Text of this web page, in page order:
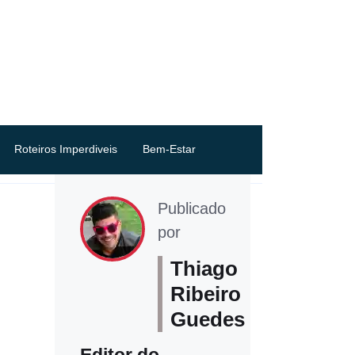
Roteiros Imperdiveis Bem-Estar
Publicado
por
Thiago
Ribeiro
Guedes